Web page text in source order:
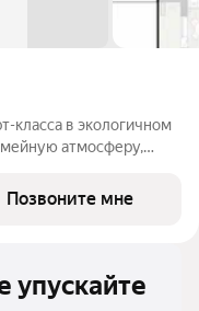
класса в экологичном
атмосферу,
школы, детские
Позвоните мне
упускайте